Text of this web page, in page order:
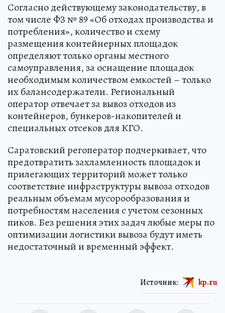
Согласно действующему законодательству, в
том числе ФЗ № 89 «Об отходах производства и
потребления», количество и схему
размещения контейнерных площадок
определяют только органы местного
самоуправления, за оснащение площадок
необходимым количеством емкостей – только
их балансодержатели. Региональный
оператор отвечает за вывоз отходов из
контейнеров, бункеров-накопителей и
специальных отсеков для КГО.
Саратовский регоператор подчеркивает, что
предотвратить захламленность площадок и
прилегающих территорий может только
соответствие инфраструктуры вывоза отходов
реальным объемам мусорообразования и
потребностям населения с учетом сезонных
пиков. Без решения этих задач любые меры по
оптимизации логистики вывоза будут иметь
недостаточный и временный эффект.
Источник: kp.ru